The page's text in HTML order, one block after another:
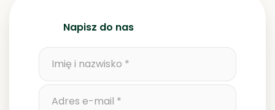
Napisz do nas